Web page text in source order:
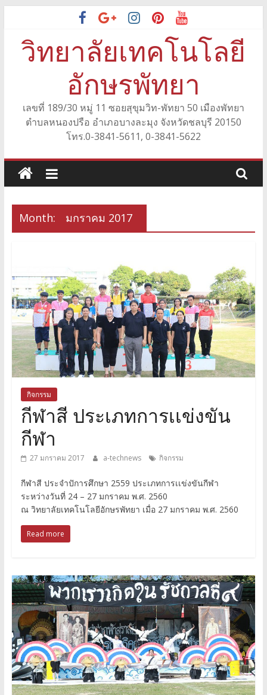
contentวิทยาลัยเทคโนโลยี
อักษรพัทยา
เลขที่ 189/30 หมู่ 11 ซอยสุขุมวิท-พัทยา 50 เมืองพัทยา
ตำบลหนองปรือ อำเภอบางละมุง จังหวัดชลบุรี 20150
โทร.0-3841-5611, 0-3841-5622
Month: มกราคม 2017
กิจกรรม
กีฬาสี ประเภทการเเข่งขัน
กีฬา
27 มกราคม 2017 a-technews กิจกรรม
กีฬาสี ประจำปัการศึกษา 2559 ประเภทการเเข่งขันกีฬา
ระหว่างวันที่ 24 – 27 มกราคม พ.ศ. 2560
ณ วิทยาลัยเทคโนโลยีอักษรพัทยา เมื่อ 27 มกราคม พ.ศ. 2560
Read more